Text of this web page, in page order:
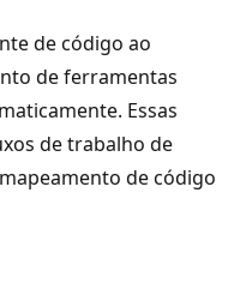
de código ao
de ferramentas
Essas
de trabalho de
de código